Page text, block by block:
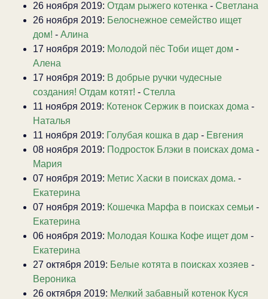
26 ноября 2019: Отдам рыжего котенка - Светлана
26 ноября 2019: Белоснежное семейство ищет
дом! - Алина
17 ноября 2019: Молодой пёс Тоби ищет дом -
Алена
17 ноября 2019: В добрые ручки чудесные
создания! Отдам котят! - Стелла
11 ноября 2019: Котенок Сержик в поисках дома -
Наталья
11 ноября 2019: Голубая кошка в дар - Евгения
08 ноября 2019: Подросток Блэки в поисках дома -
Мария
07 ноября 2019: Метис Хаски в поисках дома. -
Екатерина
07 ноября 2019: Кошечка Марфа в поисках семьи -
Екатерина
06 ноября 2019: Молодая Кошка Кофе ищет дом -
Екатерина
27 октября 2019: Белые котята в поисках хозяев -
Вероника
26 октября 2019: Мелкий забавный котенок Куся